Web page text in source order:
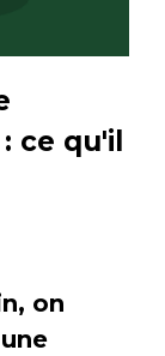
ce qu'il
on